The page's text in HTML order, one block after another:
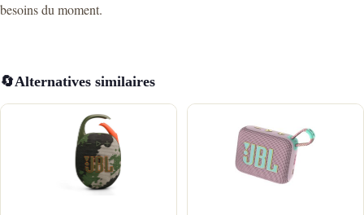
besoins du moment.
🔄Alternatives similaires